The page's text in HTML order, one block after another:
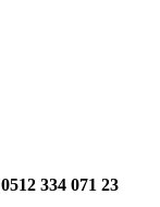
334 071 23